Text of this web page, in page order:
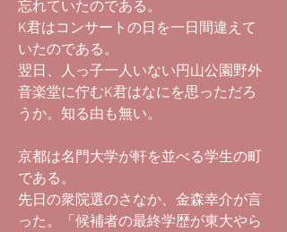
忘れていたのである。
K君はコンサートの日を一日間違えて
いたのである。
翌日、人っ子一人いない円山公園野外
音楽堂に佇むK君はなにを思っただろ
うか。知る由も無い。
京都は名門大学が軒を並べる学生の町
である。
先日の衆院選のさなか、金森幸介が言
った。「候補者の最終学歴が東大やら